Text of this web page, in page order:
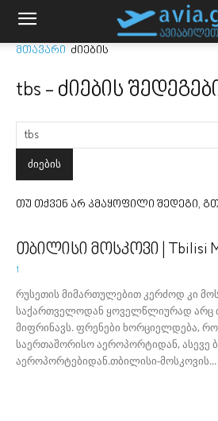
მთავარი ძიების
tbs - ძიების
თუ თქვენ არ კმაყოფილი შედეგი,
თბილისი მოსკოვი | Tbilisi
1
რუსეთის მიმართულებით კერძოდ კი
საქართველოდან ყოველწლიურად არც
მიფრინავს. ფრენები ხორციელდება,
საერთაშორისო აეროპორტიდან, ასევე
აეროპორტებიდან.თბილისი-მოსკოვის...